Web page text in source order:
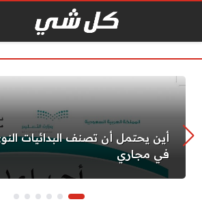
أين يحتمل أن تصنف البدائيات
في مجاري